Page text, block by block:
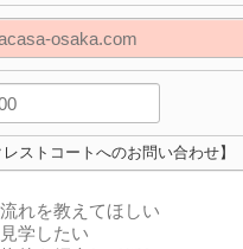
レストコートへのお問い合わせ】